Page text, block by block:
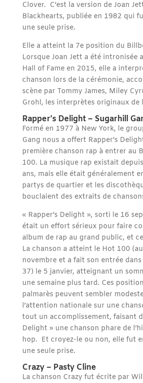
Clover. C’est la version de Joan
Blackhearts, publiée en 1982 qui
une seule prise.
Elle a atteint la 7e position du
Lorsque Joan Jett a été intronisée
Hall of Fame en 2015, elle a
chanson lors de la cérémonie,
scène par Tommy James, Miley
Grohl, les interprètes originaux de
Rapper’s Delight – Sugarhill
Formé en 1977 à New York, le
Gang nous a offert Rapper’s
première chanson rap à entrer au
100. La musique rap existait
ans, mais elle était généralement
partys de quartier et les
bouclaient des extraits de
« Rapper’s Delight », sorti le 16
était un effort sérieux pour faire
album de rap au grand public, et
La chanson a atteint le Hot 100
novembre et a fait son entrée dans
37) le 5 janvier, atteignant un
une semaine plus tard. Ces
palmarès peuvent sembler
l’attention nationale sur une
tout un accomplissement, faisant
Delight » une chanson phare de
hop. Et croyez-le ou non, elle fut
une seule prise.
Crazy – Pasty Cline
La chanson Crazy fut écrite par